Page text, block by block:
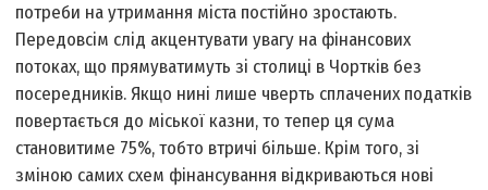
потреби на утримання міста постійно зростають.
Передовсім слід акцентувати увагу на фінансових
потоках, що прямуватимуть зі столиці в Чортків без
посередників. Якщо нині лише чверть сплачених податків
повертається до міської казни, то тепер ця сума
становитиме 75%, тобто втричі більше. Крім того, зі
зміною самих схем фінансування відкриваються нові